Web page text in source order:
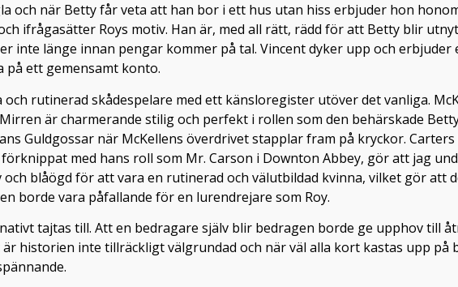
och när Betty får veta att han bor i ett hus utan hiss erbjuder hon
ifrågasätter Roys motiv. Han är, med all rätt, rädd för att Betty blir
inte länge innan pengar kommer på tal. Vincent dyker upp och erbjuder
ett gemensamt konto.
rutinerad skådespelare med ett känsloregister utöver det vanliga.
är charmerande stilig och perfekt i rollen som den behärskade
Guldgossar när McKellens överdrivet stapplar fram på kryckor.
med hans roll som Mr. Carson i Downton Abbey, gör att jag
blåögd för att vara en rutinerad och välutbildad kvinna, vilket gör att
borde vara påfallande för en lurendrejare som Roy.
tajtas till. Att en bedragare själv blir bedragen borde ge upphov till
historien inte tillräckligt välgrundad och när väl alla kort kastas upp